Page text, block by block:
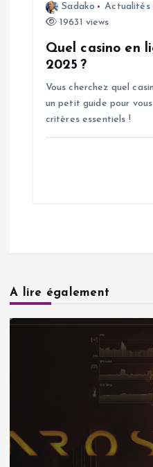
Sadako Actualités
19631 views
Quel casino en
2025 ?
Vous cherchez quel
un petit guide pour
critères essentiels !
A lire également